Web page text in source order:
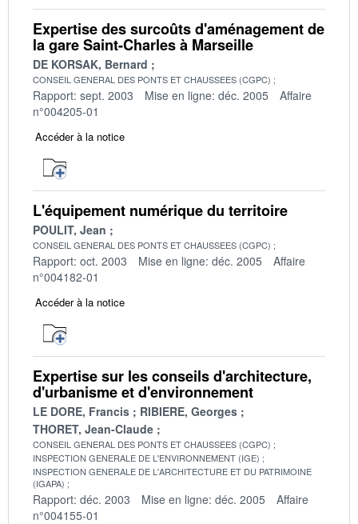
Expertise des surcoûts d'aménagement de
la gare Saint-Charles à Marseille
DE KORSAK, Bernard
CONSEIL GENERAL DES PONTS ET CHAUSSEES (CGPC)
Rapport: sept. 2003 Mise en ligne: déc. 2005
Affaire
n°004205-01
Accéder à la notice
L'équipement numérique du territoire
POULIT, Jean
CONSEIL GENERAL DES PONTS ET CHAUSSEES (CGPC)
Rapport: oct. 2003 Mise en ligne: déc. 2005
Affaire
n°004182-01
Accéder à la notice
Expertise sur les conseils d'architecture,
d'urbanisme et d'environnement
LE DORE, Francis
RIBIERE, Georges
THORET, Jean-Claude
CONSEIL GENERAL DES PONTS ET CHAUSSEES (CGPC)
INSPECTION GENERALE DE L'ENVIRONNEMENT (IGE)
INSPECTION GENERALE DE L'ARCHITECTURE ET DU PATRIMOINE
(IGAPA)
Rapport: déc. 2003 Mise en ligne: déc. 2005
Affaire
n°004155-01